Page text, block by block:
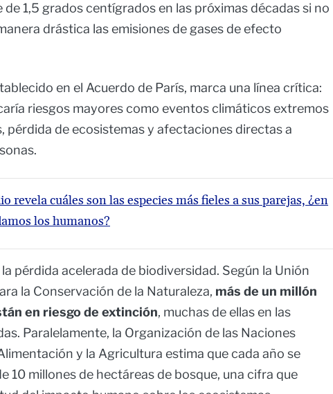
de 1,5 grados centígrados en las próximas décadas si no
drástica las emisiones de gases de efecto
en el Acuerdo de París, marca una línea crítica:
riesgos mayores como eventos climáticos extremos
pérdida de ecosistemas y afectaciones directas a
revela cuáles son las especies más fieles a sus parejas, ¿en
los humanos?
pérdida acelerada de biodiversidad. Según la Unión
la Conservación de la Naturaleza, más de un millón
en riesgo de extinción, muchas de ellas en las
Paralelamente, la Organización de las Naciones
y la Agricultura estima que cada año se
10 millones de hectáreas de bosque, una cifra que